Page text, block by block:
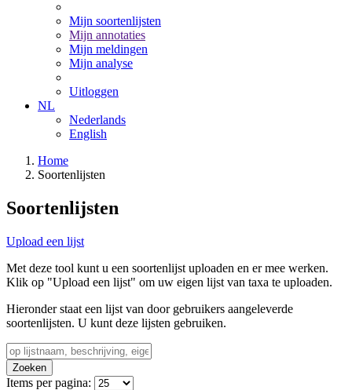
Mijn soortenlijsten
Mijn annotaties
Mijn meldingen
Mijn analyse
Uitloggen
NL
Nederlands
English
Home
Soortenlijsten
Soortenlijsten
Upload een lijst
Met deze tool kunt u een soortenlijst uploaden en er mee werken.
Klik op "Upload een lijst" om uw eigen lijst van taxa te uploaden.
Hieronder staat een lijst van door gebruikers aangeleverde
soortenlijsten. U kunt deze lijsten gebruiken.
Zoeken
Items per pagina: